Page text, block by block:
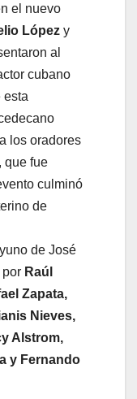
el nuevo
López y
al
cubano
esta
los oradores
que fue
culminó
de
de José
por Raúl
Zapata,
Nieves,
Alstrom,
y Fernando